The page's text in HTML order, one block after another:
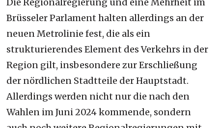
Die Regionalregierung und eine Mehrheit im
Brüsseler Parlament halten allerdings an der
neuen Metrolinie fest, die als ein
strukturierendes Element des Verkehrs in der
Region gilt, insbesondere zur Erschließung
der nördlichen Stadtteile der Hauptstadt.
Allerdings werden nicht nur die nach den
Wahlen im Juni 2024 kommende, sondern